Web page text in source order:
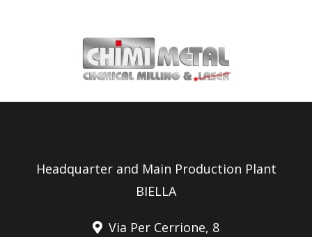
Headquarter and Main Production Plant
BIELLA
Via Per Cerrione, 8